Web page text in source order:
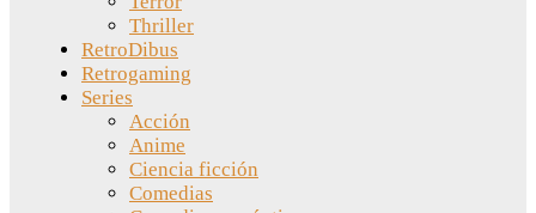
Thriller
RetroDibus
Retrogaming
Series
Acción
Anime
Ciencia ficción
Comedias